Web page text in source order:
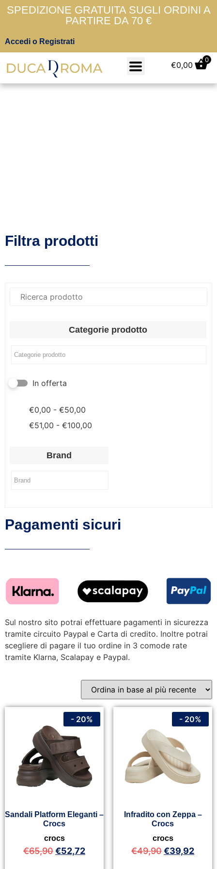
SPEDIZIONE GRATUITA SUGLI ORDINI A
PARTIRE DA 70 €
Accedi o Registrati
€0,00
0
Filtra prodotti
Categorie prodotto
In offerta
€0,00 - €50,00
€51,00 - €100,00
Brand
Pagamenti sicuri
Sul nostro sito potrai effettuare pagamenti in sicurezza
tramite circuito Paypal e Carta di credito. Inoltre potrai
scegliere di pagare il tuo ordine in 3 comode rate
tramite Klarna, Scalapay e Paypal.
Sandali Platform Eleganti –
Crocs
crocs
€65,90€52,72
- 20%
Infradito con Zeppa –
Crocs
crocs
€49,90€39,92
- 20%